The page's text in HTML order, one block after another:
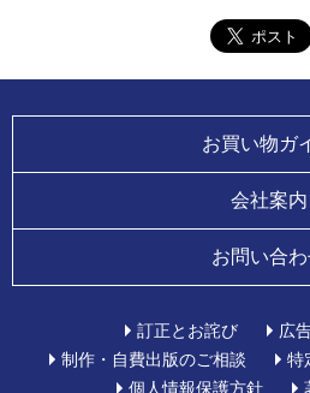
お買い物ガ
会社案内
お問い合
訂正とお詫び
広
制作・自費出版のご相談
特
個人情報保護方針